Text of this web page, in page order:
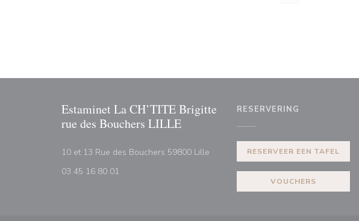
Estaminet La CH’TITE Brigitte
rue des Bouchers LILLE
10 et 13 Rue des Bouchers 59800 Lille ((opent in een nieuw venster))
03 45 16 80 01
RESERVERING
RESERVEER EEN TAFEL
VOUCHERS